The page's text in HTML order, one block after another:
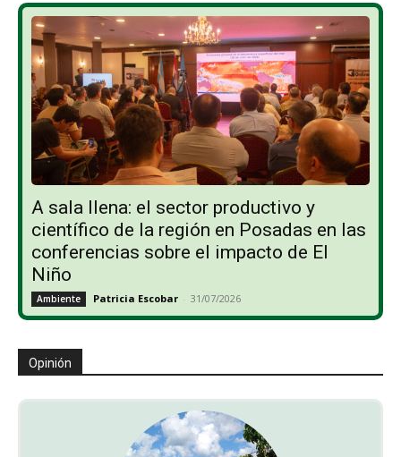
A sala llena: el sector productivo y
científico de la región en Posadas en las
conferencias sobre el impacto de El
Niño
Ambiente Patricia Escobar - 31/07/2026
Opinión